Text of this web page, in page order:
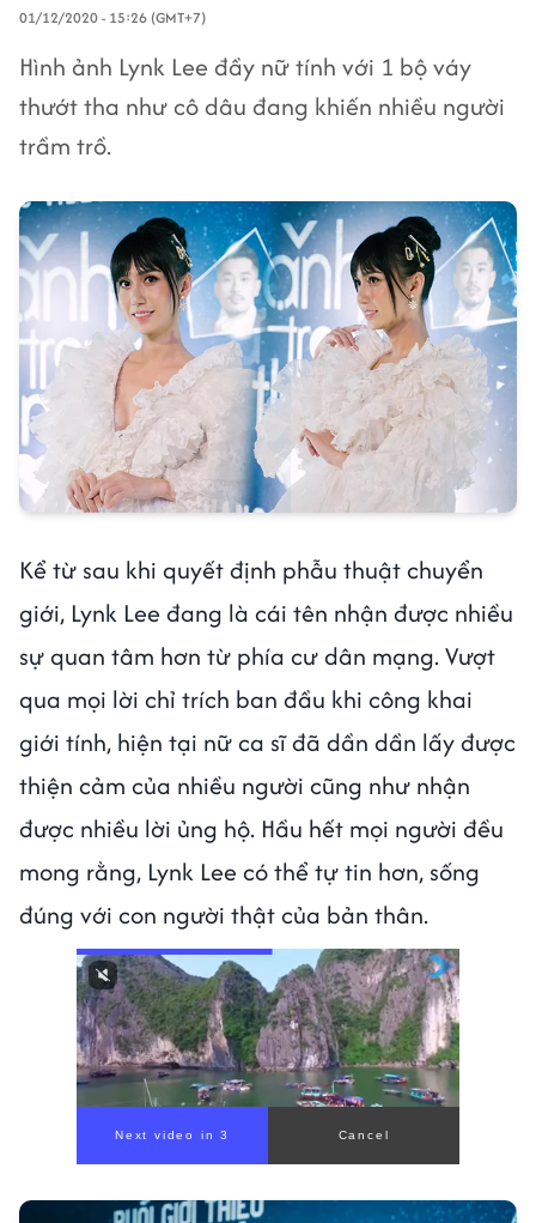
01/12/2020 - 15:26 (GMT+7)
Hình ảnh Lynk Lee đầy nữ tính với 1 bộ váy
thướt tha như cô dâu đang khiến nhiều người
trầm trồ.
Kể từ sau khi quyết định phẫu thuật chuyển
giới, Lynk Lee đang là cái tên nhận được nhiều
sự quan tâm hơn từ phía cư dân mạng. Vượt
qua mọi lời chỉ trích ban đầu khi công khai
giới tính, hiện tại nữ ca sĩ đã dần dần lấy được
thiện cảm của nhiều người cũng như nhận
được nhiều lời ủng hộ. Hầu hết mọi người đều
mong rằng, Lynk Lee có thể tự tin hơn, sống
đúng với con người thật của bản thân.